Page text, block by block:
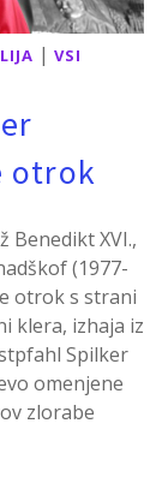
| VSI
otrok
Benedikt XVI.,
(1977-
otrok s strani
klera, izhaja iz
Spilker
omenjene
zlorabe